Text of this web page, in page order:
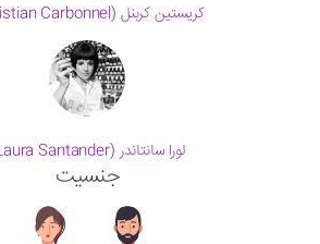
کریستین کربنل (Christian Carbonnel)
لورا سانتاندر (Laura Santander)
جنسیت